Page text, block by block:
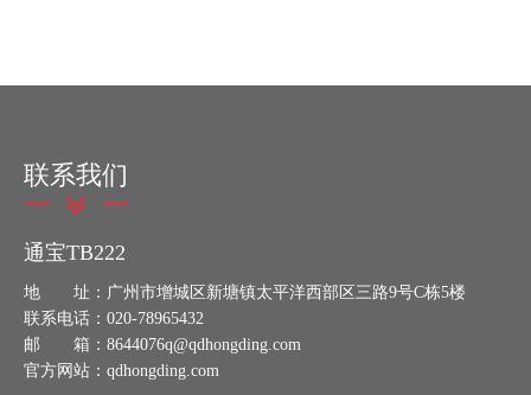
联系我们
通宝TB222
地 址：广州市增城区新塘镇太平洋西部区三路9号C栋5楼
联系电话：020-78965432
邮 箱：8644076q@qdhongding.com
官方网站：qdhongding.com